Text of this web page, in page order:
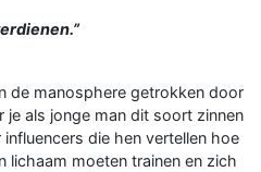
de manosphere getrokken door
je als jonge man dit soort zinnen
die hen vertellen hoe
lichaam moeten trainen en zich